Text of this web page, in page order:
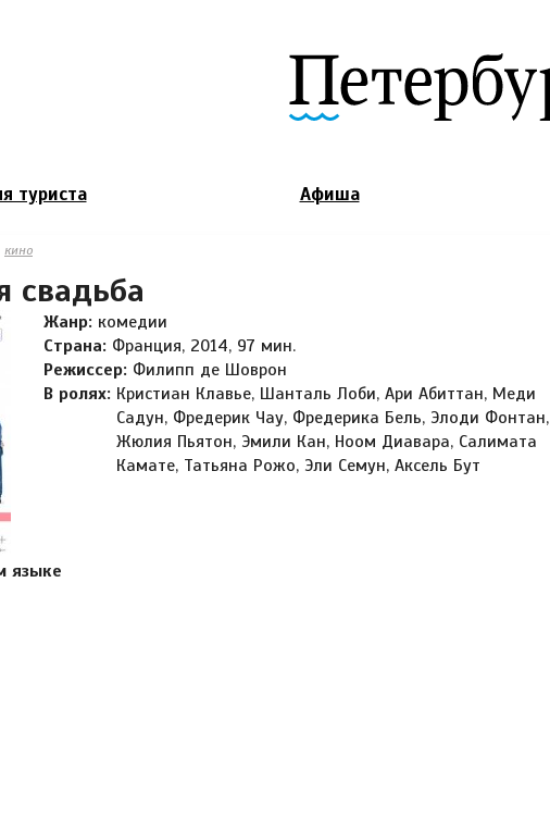
туриста Афиша
кино
свадьба
Жанр: комедии
Страна: Франция, 2014, 97 мин.
Режиссер: Филипп де Шоврон
В ролях: Кристиан Клавье, Шанталь Лоби, Ари Абиттан, Меди
Садун, Фредерик Чау, Фредерика Бель, Элоди Фонтан,
Жюлия Пьятон, Эмили Кан, Ноом Диавара, Салимата
Камате, Татьяна Рожо, Эли Семун, Аксель Бут
языке